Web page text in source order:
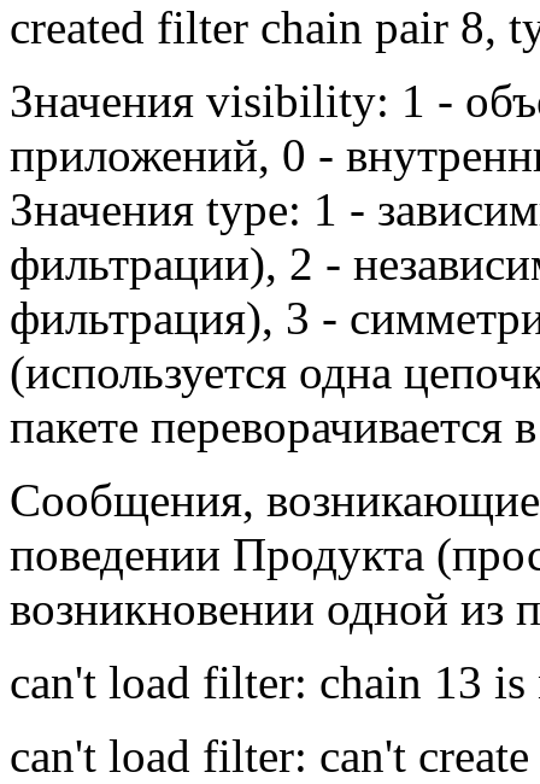
created filter chain pair 8,
Значения visibility: 1 -
приложений, 0 -
Значения type: 1 -
фильтрации), 2 -
фильтрация), 3 -
(используется одна
пакете переворачивается
Сообщения,
поведении Продукта
возникновении одной из
can't load filter: chain 13
can't load filter: can't